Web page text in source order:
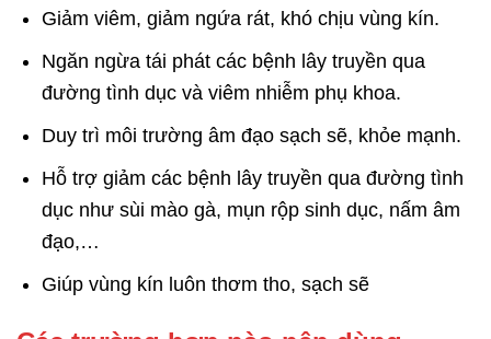
Giảm viêm, giảm ngứa rát, khó chịu vùng kín.
Ngăn ngừa tái phát các bệnh lây truyền qua
đường tình dục và viêm nhiễm phụ khoa.
Duy trì môi trường âm đạo sạch sẽ, khỏe mạnh.
Hỗ trợ giảm các bệnh lây truyền qua đường tình
dục như sùi mào gà, mụn rộp sinh dục, nấm âm
đạo,…
Giúp vùng kín luôn thơm tho, sạch sẽ